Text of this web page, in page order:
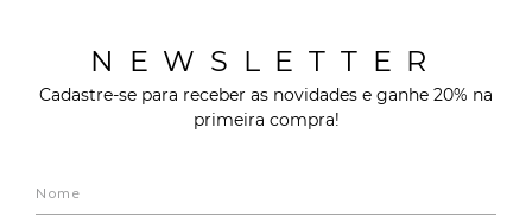
NEWSLETTER
Cadastre-se para receber as novidades e ganhe 20% na
primeira compra!